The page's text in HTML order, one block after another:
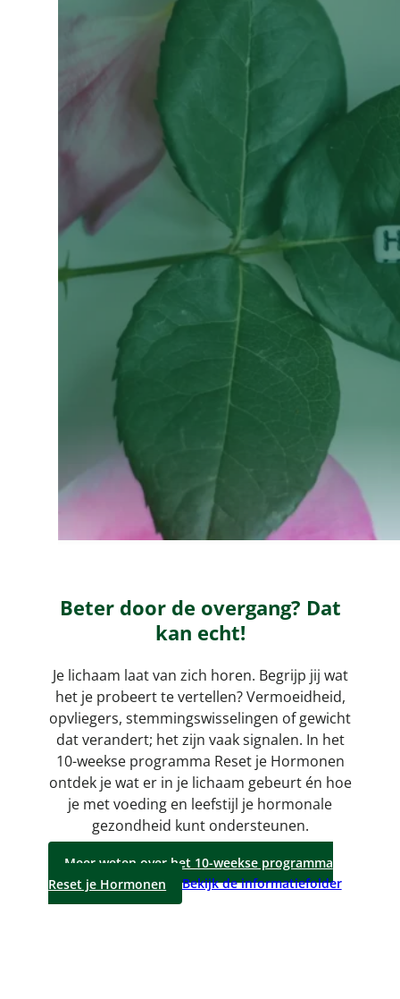
Beter door de overgang? Dat
kan echt!
Je lichaam laat van zich horen. Begrijp jij wat
het je probeert te vertellen? Vermoeidheid,
opvliegers, stemmingswisselingen of gewicht
dat verandert; het zijn vaak signalen. In het
10-weekse programma Reset je Hormonen
ontdek je wat er in je lichaam gebeurt én hoe
je met voeding en leefstijl je hormonale
gezondheid kunt ondersteunen.
Meer weten over het 10-weekse programma
Reset je Hormonen
Bekijk de informatiefolder